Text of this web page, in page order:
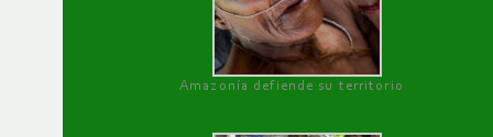
Amazonía defiende su territorio